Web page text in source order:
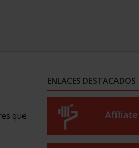
que
ENLACES DESTACADOS